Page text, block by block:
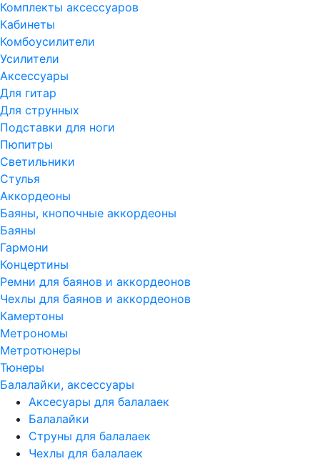
Комплекты аксессуаров
Кабинеты
Комбоусилители
Усилители
Аксессуары
Для гитар
Для струнных
Подставки для ноги
Пюпитры
Светильники
Стулья
Аккордеоны
Баяны, кнопочные аккордеоны
Баяны
Гармони
Концертины
Ремни для баянов и аккордеонов
Чехлы для баянов и аккордеонов
Камертоны
Метрономы
Метротюнеры
Тюнеры
Балалайки, аксессуары
Аксесуары для балалаек
Балалайки
Струны для балалаек
Чехлы для балалаек